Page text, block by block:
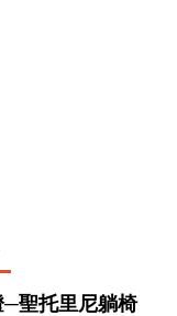
聖托里尼躺椅